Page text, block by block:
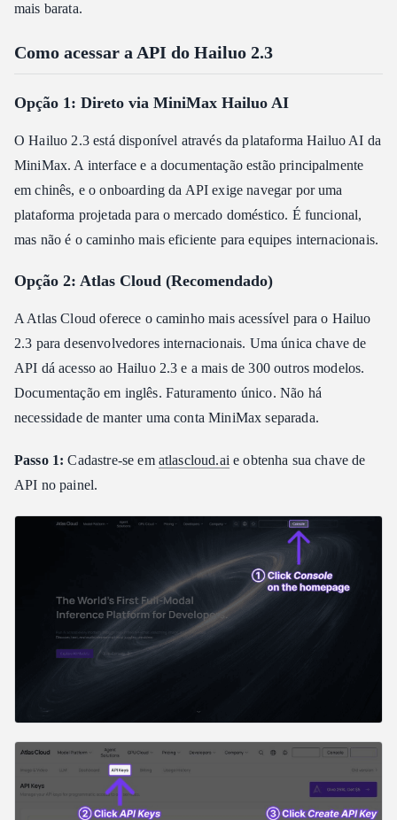
mais barata.
Como acessar a API do Hailuo 2.3
Opção 1: Direto via MiniMax Hailuo AI
O Hailuo 2.3 está disponível através da plataforma Hailuo AI da
MiniMax. A interface e a documentação estão principalmente
em chinês, e o onboarding da API exige navegar por uma
plataforma projetada para o mercado doméstico. É funcional,
mas não é o caminho mais eficiente para equipes internacionais.
Opção 2: Atlas Cloud (Recomendado)
A Atlas Cloud oferece o caminho mais acessível para o Hailuo
2.3 para desenvolvedores internacionais. Uma única chave de
API dá acesso ao Hailuo 2.3 e a mais de 300 outros modelos.
Documentação em inglês. Faturamento único. Não há
necessidade de manter uma conta MiniMax separada.
Passo 1: Cadastre-se em atlascloud.ai e obtenha sua chave de
API no painel.